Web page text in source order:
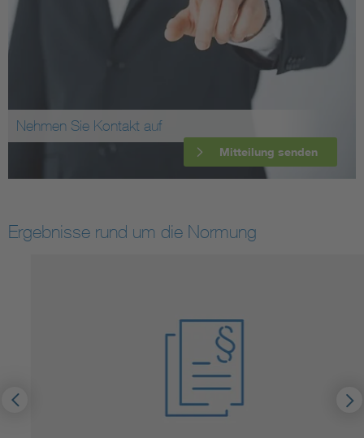
Nehmen Sie Kontakt auf
Mitteilung senden
Ergebnisse rund um die Normung